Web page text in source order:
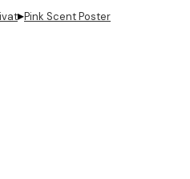
08-
▸Pink Scent Poster